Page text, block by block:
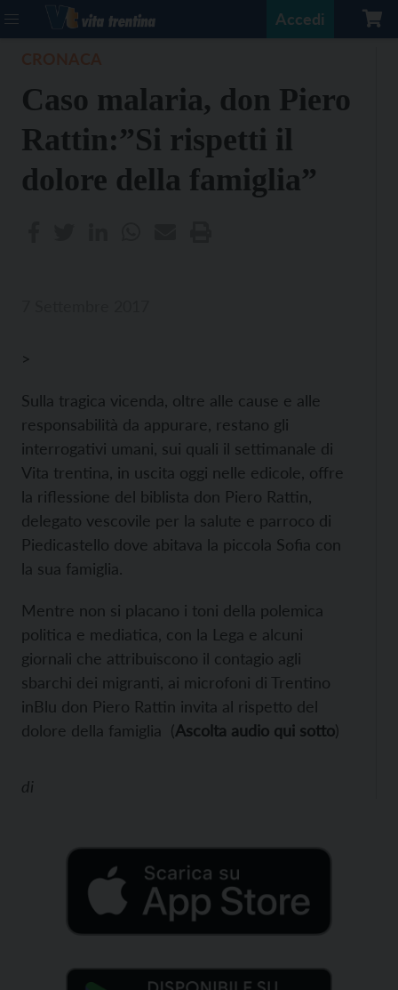
Accedi
Caso malaria, don Piero
Rattin:”Si rispetti il
dolore della famiglia”
>
Sulla tragica vicenda, oltre alle cause e alle
responsabilità da appurare, restano gli
interrogativi umani, sui quali il settimanale di
Vita trentina, in uscita oggi nelle edicole, offre
la riflessione del biblista don Piero Rattin,
delegato vescovile per la salute e parroco di
Piedicastello dove abitava la piccola Sofia con
la sua famiglia.
Mentre non si placano i toni della polemica
politica e mediatica, con la Lega e alcuni
giornali che attribuiscono il contagio agli
sbarchi dei migranti, ai microfoni di Trentino
inBlu don Piero Rattin invita al rispetto del
dolore della famiglia (Ascolta audio qui sotto)
di